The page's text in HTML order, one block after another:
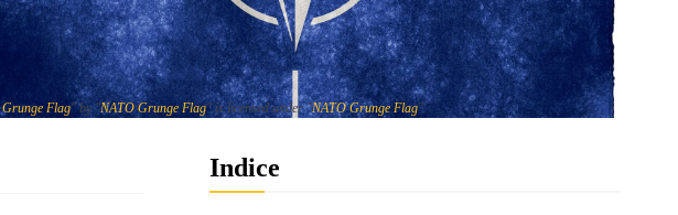
Grunge Flag" by "NATO Grunge Flag" is licensed under "NATO Grunge Flag"
Indice